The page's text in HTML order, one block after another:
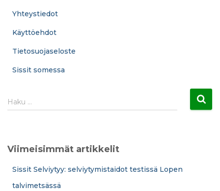
Yhteystiedot
Käyttöehdot
Tietosuojaseloste
Sissit somessa
H
a
Haku …
Viimeisimmät artikkelit
Sissit Selviytyy: selviytymistaidot testissä Lopen
talvimetsässä